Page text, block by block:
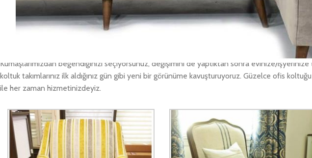
Ofis koltuk tamiri işleri
Güzelce Ofis Koltuk Tamiri olarak, evinizde, ofisinizde kullandığınız rengi solmuş, eskimiş, bir
takımlarınızı yerinizden alıyoruz. Değişiklik yapılması istediğiniz Güzelce ofis koltuğu tamiri
Kumaşlarımızdan beğendiğinizi seçiyorsunuz, değişimini de yaptıktan sonra evinize/
koltuk takımlarınız ilk aldığınız gün gibi yeni bir görünüme kavuşturuyoruz. Güzelce ofis
ile her zaman hizmetinizdeyiz.